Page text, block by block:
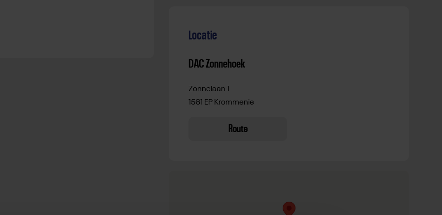
Locatie
DAC Zonnehoek
Zonnelaan 1
1561 EP Krommenie
Route